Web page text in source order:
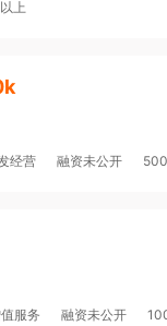
上
经营 融资未公开
服务 融资未公开